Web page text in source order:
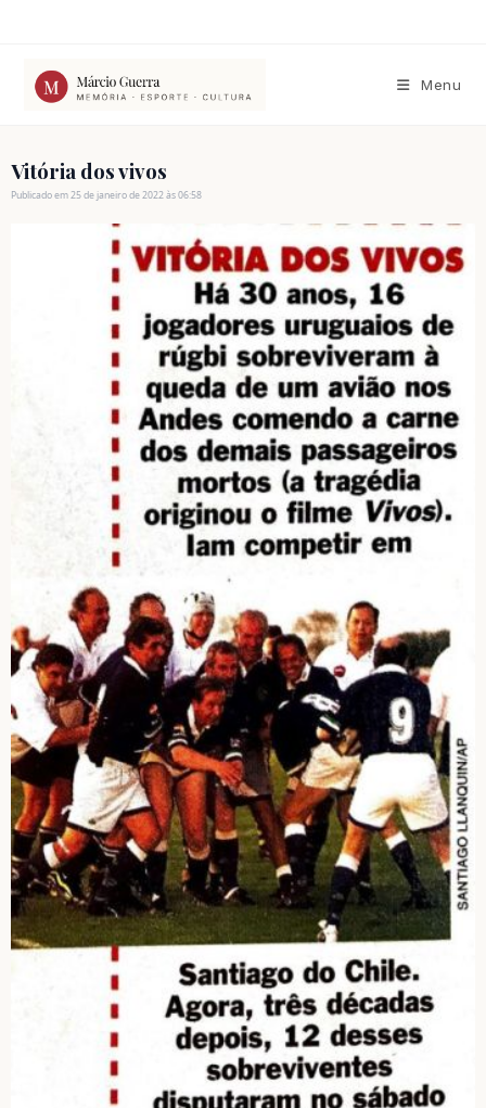
conteúdo
Menu
Vitória dos vivos
Publicado em 25 de janeiro de 2022 às 06:58